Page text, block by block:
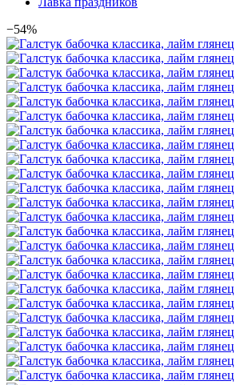
−54%